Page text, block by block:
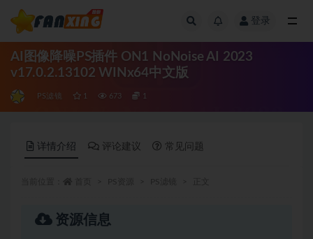
登录
AI图像降噪PS插件 ON1 NoNoise AI 2023
v17.0.2.13102 WINx64中文版
PS滤镜 1 673 1
详情介绍 评论建议 常见问题
资源信息